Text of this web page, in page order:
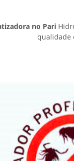
no Pari
qualidade